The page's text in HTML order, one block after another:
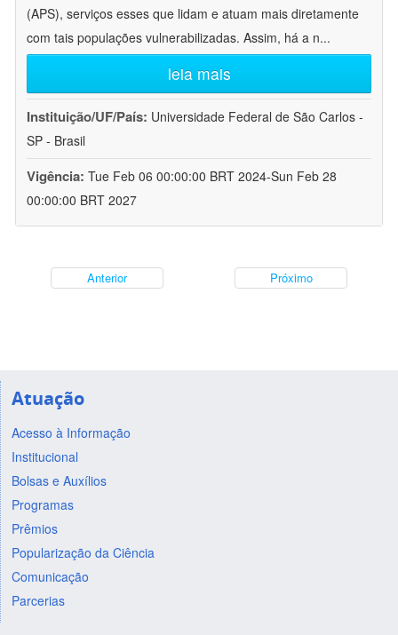
(APS), serviços esses que lidam e atuam mais diretamente
com tais populações vulnerabilizadas. Assim, há a n...
leia mais
Instituição/UF/País: Universidade Federal de São Carlos -
SP - Brasil
Vigência: Tue Feb 06 00:00:00 BRT 2024-Sun Feb 28
00:00:00 BRT 2027
Anterior Próximo
Atuação
Acesso à Informação
Institucional
Bolsas e Auxílios
Programas
Prêmios
Popularização da Ciência
Comunicação
Parcerias